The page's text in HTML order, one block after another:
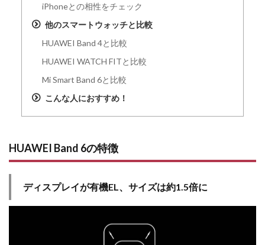
iPhoneとの相性をチェック
他のスマートウォッチと比較
HUAWEI Band 4と比較
HUAWEI WATCH FITと比較
Mi Smart Band 6と比較
こんな人におすすめ！
HUAWEI Band 6の特徴
ディスプレイが有機EL、サイズは約1.5倍に